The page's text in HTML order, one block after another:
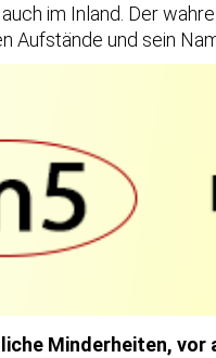
im Inland. Der
Aufstände und sein
Minderheiten,